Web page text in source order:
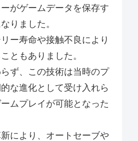
がゲームデータを保存す
りました。
ー寿命や接触不良により
ともありました。
ず、この技術は当時のプ
な進化として受け入れら
ムプレイが可能となった
により、オートセーブや